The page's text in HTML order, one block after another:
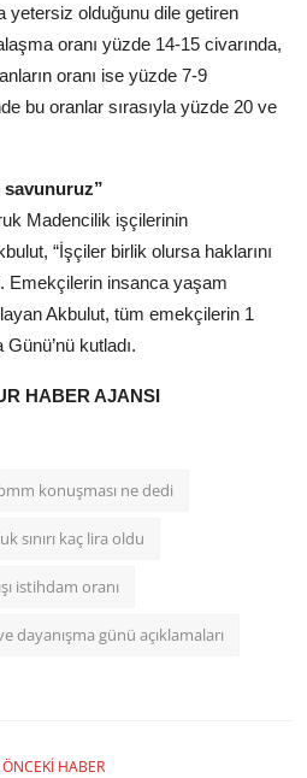
yetersiz olduğunu dile getiren
oranı yüzde 14-15 civarında,
oranı ise yüzde 7-9
bu oranlar sırasıyla yüzde 20 ve
savunuruz”
Madencilik işçilerinin
“İşçiler birlik olursa haklarını
Emekçilerin insanca yaşam
Akbulut, tüm emekçilerin 1
kutladı.
HABER AJANSI
konuşması ne dedi
sınırı kaç lira oldu
istihdam oranı
dayanışma günü açıklamaları
ÖNCEKI HABER